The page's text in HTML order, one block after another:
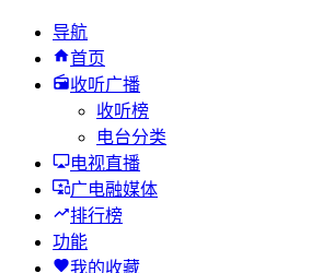
导航
首页
收听广播
收听榜
电台分类
电视直播
广电融媒体
排行榜
功能
我的收藏